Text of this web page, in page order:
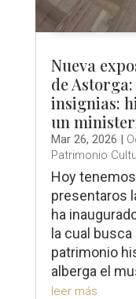
Nueva
de Astorga:
insignias:
un
Mar 26, 2026 |
Patrimonio
Hoy
presentaros
ha
la cual busca
patrimonio
alberga el
leer más